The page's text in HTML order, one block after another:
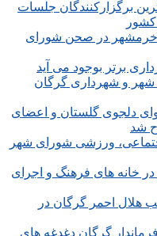
برگزارکنندگان جلسات
خرمشهر در صحن شورای
برتر بوجود می آید
شهر و شهرداری گرگان
دلجوی گلستان و اعضای
شد
ورزشی شورای شهر
در خانه های فرهنگ و اجرای
هلال احمر گرگان در
گرگان دغدغه های